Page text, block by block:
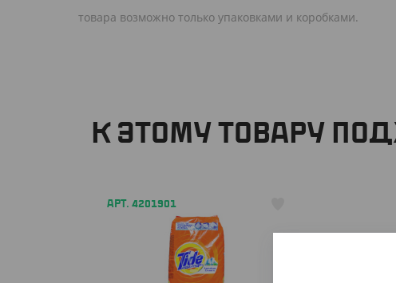
товара возможно только упаковками и коробками.
К ЭТОМУ ТОВАРУ
АРТ. 4201901